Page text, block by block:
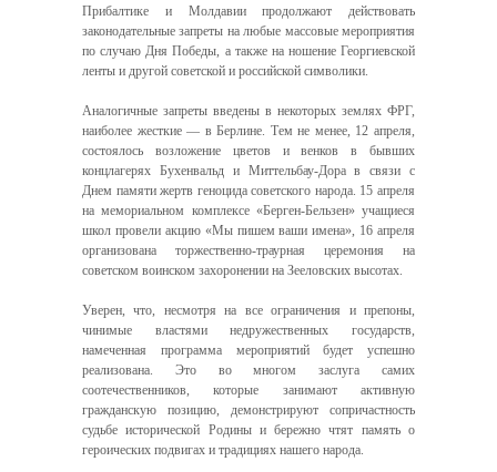
Прибалтике и Молдавии продолжают действовать
законодательные запреты на любые массовые мероприятия
по случаю Дня Победы, а также на ношение Георгиевской
ленты и другой советской и российской символики.
Аналогичные запреты введены в некоторых землях ФРГ,
наиболее жесткие — в Берлине. Тем не менее, 12 апреля,
состоялось возложение цветов и венков в бывших
концлагерях Бухенвальд и Миттельбау-Дора в связи с
Днем памяти жертв геноцида советского народа. 15 апреля
на мемориальном комплексе «Берген-Бельзен» учащиеся
школ провели акцию «Мы пишем ваши имена», 16 апреля
организована торжественно-траурная церемония на
советском воинском захоронении на Зееловских высотах.
Уверен, что, несмотря на все ограничения и препоны,
чинимые властями недружественных государств,
намеченная программа мероприятий будет успешно
реализована. Это во многом заслуга самих
соотечественников, которые занимают активную
гражданскую позицию, демонстрируют сопричастность
судьбе исторической Родины и бережно чтят память о
героических подвигах и традициях нашего народа.